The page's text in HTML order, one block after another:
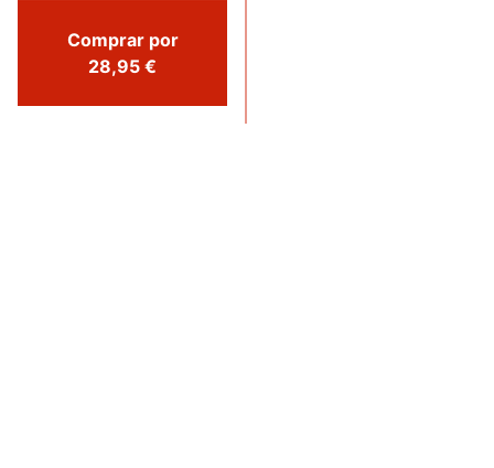
Comprar por
28,95 €